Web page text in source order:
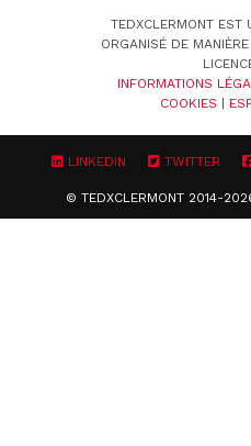
TEDXCLERMONT EST
ORGANISÉ DE
INFORMATIONS
COOKIES |
LINKEDIN TWITTER
© TEDXCLERMONT 2014-